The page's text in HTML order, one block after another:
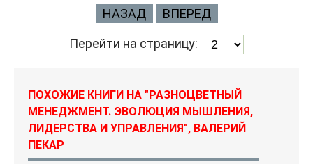
НАЗАД ВПЕРЕД
Перейти на страницу:
ПОХОЖИЕ КНИГИ НА "РАЗНОЦВЕТНЫЙ
МЕНЕДЖМЕНТ. ЭВОЛЮЦИЯ МЫШЛЕНИЯ,
ЛИДЕРСТВА И УПРАВЛЕНИЯ", ВАЛЕРИЙ
ПЕКАР